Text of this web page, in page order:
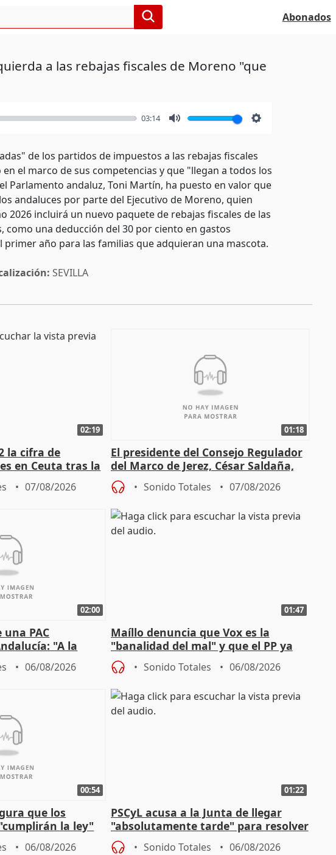
Abonados
a las rebajas fiscales de Moreno "que
03:14
de los partidos de impuestos a las rebajas fiscales
el marco de sus competencias y que "llegan a todos los
Parlamento andaluz, Toni Martín, ha puesto en valor que
andaluces por parte del Ejecutivo de Moreno, quien
2026 incluirá un nuevo paquete de rebajas fiscales de las
una deducción del 30 por ciento en gastos
año para las familias que adquieran una mascota.
SEVILLA
02:19
la cifra de
en Ceuta tras la
07/08/2026
01:18
El presidente del Consejo Regulador
del Marco de Jerez, César Saldaña,
sobre exportaciones
Sonido Totales 07/08/2026
02:00
PAC
"A la
protegerla"
06/08/2026
01:47
Maíllo denuncia que Vox es la
"banalidad del mal" y que el PP ya
asume todas sus tesis
Sonido Totales 06/08/2026
00:54
que los
la ley"
migrantes
06/08/2026
01:22
PSCyL acusa a la Junta de llegar
"absolutamente tarde" para resolver
problemas como Newcastle
Sonido Totales 06/08/2026